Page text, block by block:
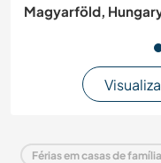
Magyarföld,
Férias em casas de